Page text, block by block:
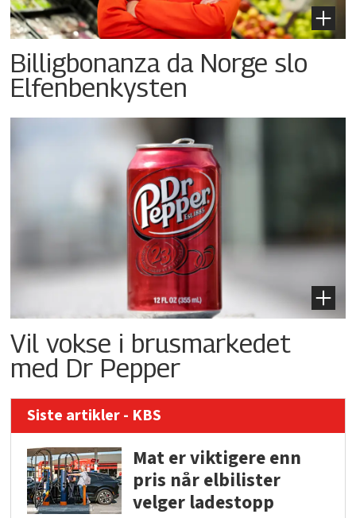
Billigbonanza da Norge slo
Elfenbenkysten
Vil vokse i brusmarkedet
med Dr Pepper
Siste artikler - KBS
Mat er viktigere enn
pris når elbilister
velger ladestopp